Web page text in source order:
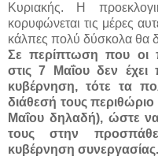
Κυριακής. Η
κορυφώνεται τις μέρες
κάλπες πολύ δύσκολα θα
Σε περίπτωση που οι
στις 7 Μαΐου δεν έχει
κυβέρνηση, τότε τα
διάθεσή τους περιθώριο
Μαΐου δηλαδή), ώστε να
τους στην
κυβέρνηση συνεργασίας.